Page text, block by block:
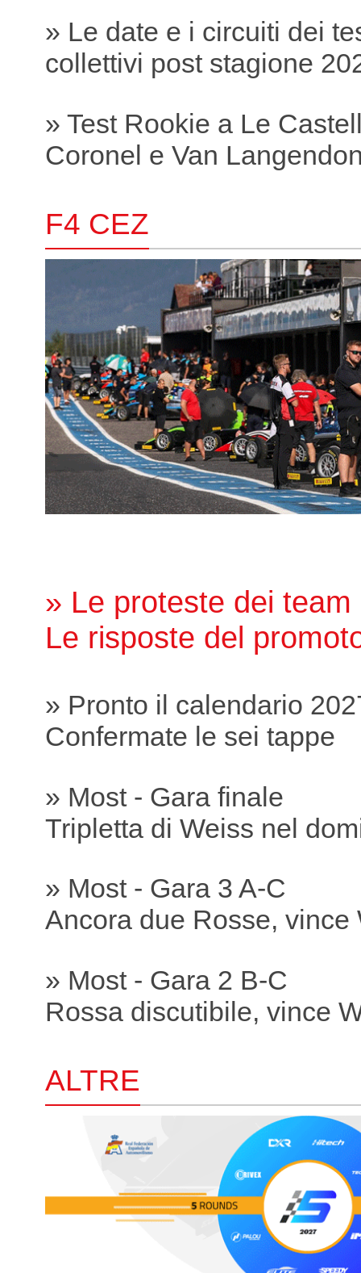
» Le date e i circuiti dei
collettivi post stagione
» Test Rookie a Le
Coronel e Van
F4 CEZ
» Le proteste dei
Le risposte del
» Pronto il calendario
Confermate le sei tappe
» Most - Gara finale
Tripletta di Weiss nel
» Most - Gara 3 A-C
Ancora due Rosse, vince
» Most - Gara 2 B-C
Rossa discutibile, vince
ALTRE